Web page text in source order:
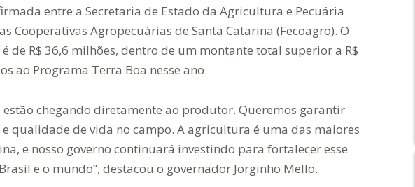
entre a Secretaria de Estado da Agricultura e Pecuária
Cooperativas Agropecuárias de Santa Catarina (Fecoagro). O
de R$ 36,6 milhões, dentro de um montante total superior a R$
ao Programa Terra Boa nesse ano.
estão chegando diretamente ao produtor. Queremos garantir
qualidade de vida no campo. A agricultura é uma das maiores
e nosso governo continuará investindo para fortalecer esse
e o mundo”, destacou o governador Jorginho Mello.